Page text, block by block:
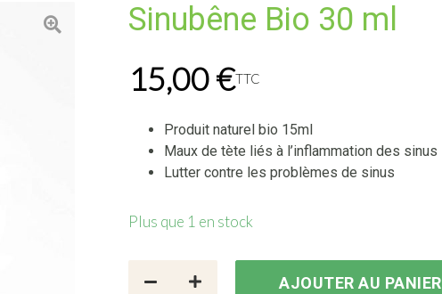
Sinubêne Bio 30 ml
15,00€TTC
Produit naturel bio 15ml
Maux de tète liés à l’inflammation des sinus
Lutter contre les problèmes de sinus
Plus que 1 en stock
quantité de Sinubêne Bio 30 ml
AJOUTER AU PANIER